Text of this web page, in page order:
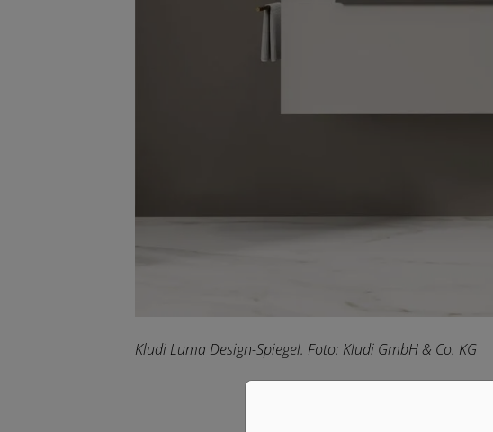
Kludi Luma Design-Spiegel. Foto: Kludi GmbH & Co. KG